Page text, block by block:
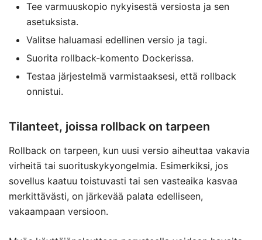
Tee varmuuskopio nykyisestä versiosta ja sen
asetuksista.
Valitse haluamasi edellinen versio ja tagi.
Suorita rollback-komento Dockerissa.
Testaa järjestelmä varmistaaksesi, että rollback
onnistui.
Tilanteet, joissa rollback on tarpeen
Rollback on tarpeen, kun uusi versio aiheuttaa vakavia
virheitä tai suorituskykyongelmia. Esimerkiksi, jos
sovellus kaatuu toistuvasti tai sen vasteaika kasvaa
merkittävästi, on järkevää palata edelliseen,
vakaampaan versioon.